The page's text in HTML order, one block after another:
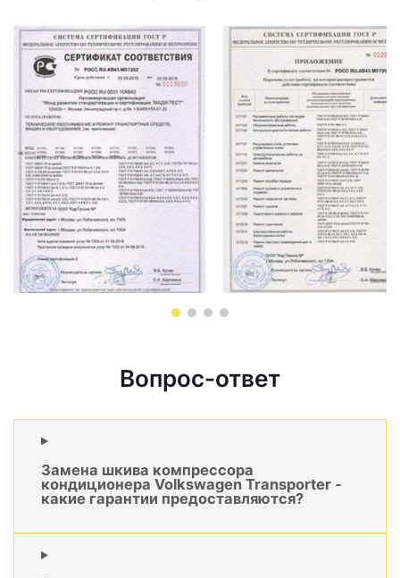
Вопрос-ответ
Замена шкива компрессора
кондиционера Volkswagen Transporter -
какие гарантии предоставляются?